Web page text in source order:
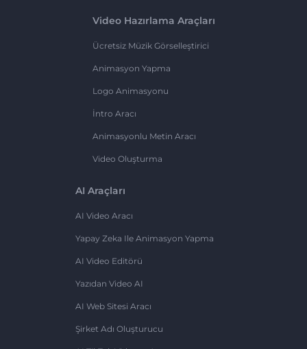
Video Hazırlama Araçları
Ücretsiz Müzik Görselleştirici
Animasyon Yapma
Logo Animasyonu
İntro Aracı
Animasyonlu Metin Aracı
Video Oluşturma
AI Araçları
AI Video Aracı
Yapay Zeka Ile Animasyon Yapma
AI Video Editörü
Yazıdan Video AI
AI Web Sitesi Aracı
Şirket Adı Oluşturucu